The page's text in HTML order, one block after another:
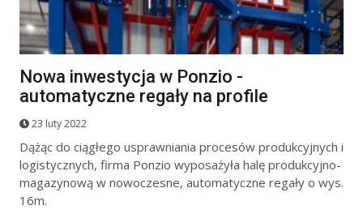
Nowa inwestycja w Ponzio -
automatyczne regały na profile
23 luty 2022
Dążąc do ciągłego usprawniania procesów produkcyjnych i
logistycznych, firma Ponzio wyposażyła halę produkcyjno-
magazynową w nowoczesne, automatyczne regały o wys.
16m.